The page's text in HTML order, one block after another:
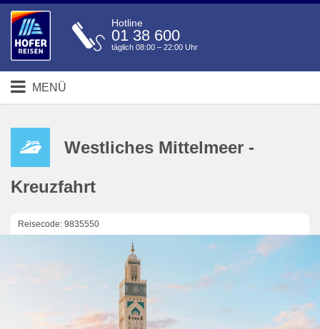
Hotline
01 38 600
täglich 08:00 – 22:00 Uhr
MENÜ
Westliches Mittelmeer -
Kreuzfahrt
Reisecode: 9835550